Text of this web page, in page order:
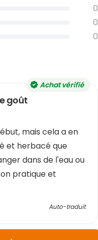
0
0
0
Achat vérifié
goût
mais cela a en
et herbacé que
dans de l'eau ou
pratique et
Auto-traduit